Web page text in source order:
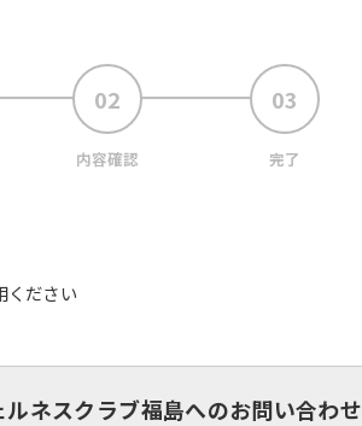
内容確認 完了
ください
ネスクラブ福島へのお問い合わせ